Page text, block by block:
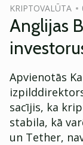
KRIPTOVALŪTA
Anglijas
Apvienotās
sacījis, ka
stabila, kā
un Tether,